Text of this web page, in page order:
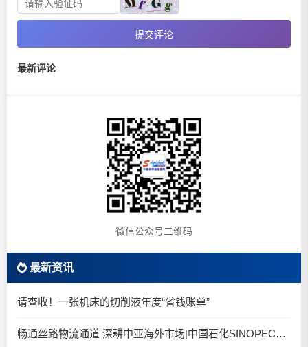
提交评论
最新评论
微信公众号二维码
最新资讯
请查收！一张机床的切削液年度“省钱账单”
畅通丝路物流通道 深耕中亚海外市场|中国石化SINOPEC润滑油北京-阿拉木图图定班列顺利抵达